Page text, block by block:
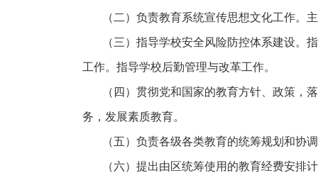
（二）负责教育系统宣传思想文化工作。
（三）指导学校安全风险防控体系建设。
工作。指导学校后勤管理与改革工作。
（四）贯彻党和国家的教育方针、政策，
务，发展素质教育。
（五）负责各级各类教育的统筹规划和协
（六）提出由区统筹使用的教育经费安排